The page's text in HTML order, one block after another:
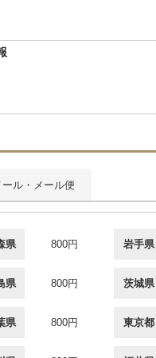
ル・メール便
県 800円 岩手県
県 800円 茨城県
県 800円 東京都